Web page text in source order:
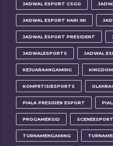
JADWAL ESPORT CSGO
JADWAL ESPORT HARI INI
JADWAL ESPORT PRESIDENT
JADWALESPORTS JADWAL
KEJUARAANGAMING
KOMPETISIESPORTS
PIALA PRESIDEN ESPORT
PROGAMERSID
TURNAMENGAMING